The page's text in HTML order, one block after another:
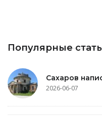
Популярные
Сахаров
2026-06-07